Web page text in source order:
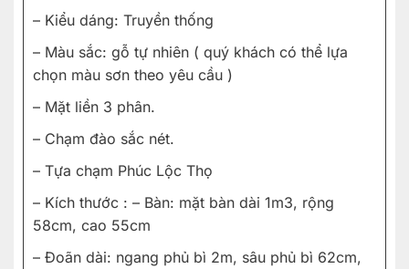
– Kiểu dáng: Truyền thống
– Màu sắc: gỗ tự nhiên ( quý khách có thể lựa
chọn màu sơn theo yêu cầu )
– Mặt liền 3 phân.
– Chạm đào sắc nét.
– Tựa chạm Phúc Lộc Thọ
– Kích thước : – Bàn: mặt bàn dài 1m3, rộng
58cm, cao 55cm
– Đoãn dài: ngang phủ bì 2m, sâu phủ bì 62cm,